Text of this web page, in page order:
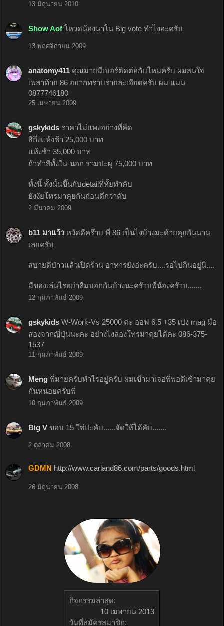
กิจกรรมล่าสุด:
10 เมษายน 2013
วันที่สมัครสมาชิก:
13 มิถุนายน 2010
Show Aof โหวดน้องนาโน Big vote ทำไงอะครับ
13 พฤศจิกายน 2009
anatomy411 คุณมายมีเบอร์ติดต่อกับไหมครับ ผมสนใจ
เพลาท้าย 86 อยากทราบรายละเอียดครับ ผม แมน
0877746180
25 เมษายน 2009
gskykids ราคาไม่แพงอย่างที่คิด
สีกึ่งแห้งช้า 25,000 บาท
แห้งช้า 35,000 บาท
ถ้าทำสีทั้งใน-นอก รวมปะผุ 75,000 บาท
ทั้งนี้ ทั้งนั้นขึ้นกับdetailที่หั้ยทำคับ
ยังงัยโทรมาคุยกันก่อนดีกว่าคับ
2 มีนาคม 2009
b11 มาแว้ว หวัดดีคร๊าบ พี่ 86 เป็นไงบ้างมะด้ายคุยกันนาน
เลยครับ
สบายดีป่าวแล้วเปิดร้าน อาหารยังอ่ะครับ....รอไปกินอยู่นิ....
มีของเล่นไรอย่าลืมบอกกันบ้างนะคร๊าบพี่น้องคร๊าบ.......
12 กุมภาพันธ์ 2009
gskykids W-Work-Vs 25000 ค่ะ ออฟ 6.5 +35 เปง mag มือ
สองจากญี่ปุ่นนะคะ อย่างไงลองโทรมาคุยได้คะ 086-375-
1537
11 กุมภาพันธ์ 2009
Meng พี่มายครับทำไรอยู่ครับ ผมเข้ามาเจอพี่พอดีเข้ามาคุย
กันหน่อยครับพี่
10 กุมภาพันธ์ 2009
Big V ขอบ 15 ใช่ปะคับ......จัดให้ได้คับ.......
2 ตุลาคม 2008
GDMN http://www.carland86.com/parts/goods.html
26 มิถุนายน 2008